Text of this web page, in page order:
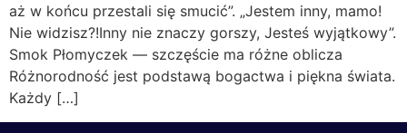
aż w końcu przestali się smucić”. „Jestem inny, mamo!
Nie widzisz?!Inny nie znaczy gorszy, Jesteś wyjątkowy”.
Smok Płomyczek — szczęście ma różne oblicza
Różnorodność jest podstawą bogactwa i piękna świata.
Każdy […]